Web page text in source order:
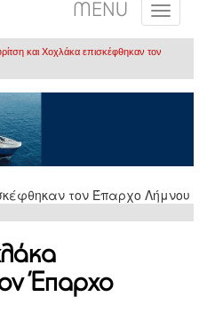
MENU
και Χοχλάκα επισκέφθηκαν τον
Έπαρχο